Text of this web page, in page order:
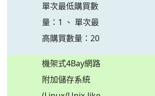
單次最低購買數
量：1 、 單次最
高購買數量：20
機架式4Bay網路
附加儲存系統